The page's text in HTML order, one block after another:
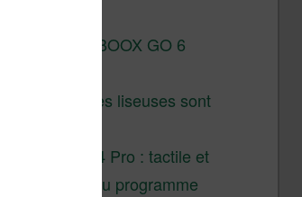
Test de la BOOX GO 6
Pourquoi les liseuses sont
XTEINK X4 Pro : tactile et
éclairage au programme